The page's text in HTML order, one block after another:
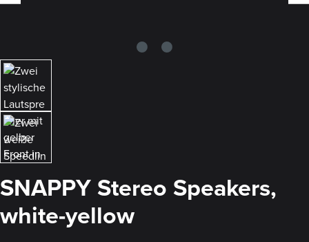
SNAPPY Stereo Speakers,
white-yellow